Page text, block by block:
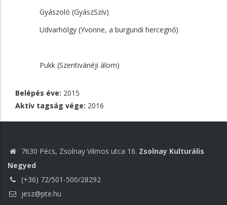
Gyászoló (GyászSzív)
Udvarhölgy (Yvonne, a burgundi hercegnő)
Pukk (Szentivánéji álom)
Belépés éve: 2015
Aktív tagság vége: 2016
7630 Pécs, Zsolnay Vilmos utca 16. Zsolnay Kulturális
Negyed
(+36) 72/501-500/28292
jesz@pte.hu